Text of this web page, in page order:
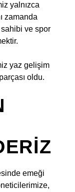
yalnızca
zamanda
ve spor
yaz gelişim
oldu.
emeği